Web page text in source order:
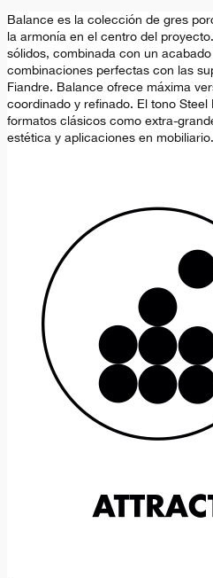
Balance es la colección de gres
la armonía en el centro del
sólidos, combinada con un
combinaciones perfectas con las
Fiandre. Balance ofrece máxima
coordinado y refinado. El tono
formatos clásicos como extra-
estética y aplicaciones en mobiliario.